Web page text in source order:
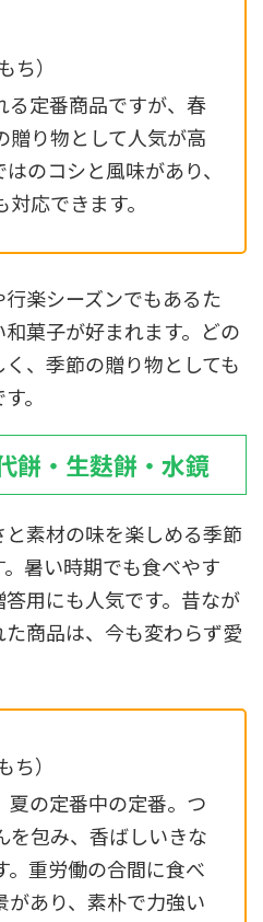
ち）
る定番商品ですが、春
贈り物として人気が高
のコシと風味があり、
応できます。
楽シーズンでもあるた
菓子が好まれます。どの
、季節の贈り物としても
。
餅・生麩餅・水鏡
素材の味を楽しめる季節
暑い時期でも食べやす
用にも人気です。昔なが
商品は、今も変わらず愛
）
夏の定番中の定番。つ
を包み、香ばしいきな
。重労働の合間に食べ
があり、素朴で力強い